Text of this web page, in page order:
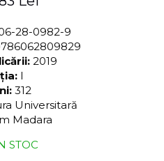
28-0982-9
2019
I
312
Universitară
Madara
STOC